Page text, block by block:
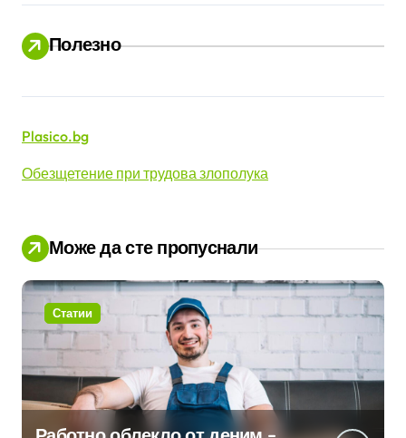
и
Полезно
Plasico.bg
Обезщетение при трудова злополука
Може да сте пропуснали
Статии